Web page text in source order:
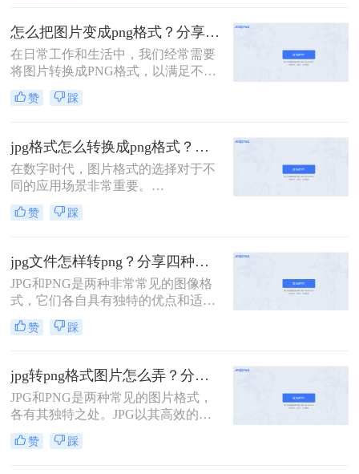
当我们需要将JPG格式的图片转换为
PNG格式时，可以采用多种方法。那
么jpg格式怎么转换png呢？本文将介
绍三种实用的jpg转png方法，帮助您
轻松完成转换。
怎么把图片变成png格式？分享三种简单转换方法！
在日常工作和生活中，我们经常需要
将图片转换成PNG格式，以满足不同
的使用需求。PNG格式以其无损压缩
和透明背景支持等特点，成为许多场
成png格式呢？本文将介绍三种将图
片转换成PNG格式的方法，帮助读者
轻松完成图片格式的转换。
赞 踩
jpg格式怎么转换成png格式？教你这4种简单又实用的方法！
在数字时代，图片格式的选择对于不
同的应用场景非常重要。
JPEG（JPG）格式因其较小的文件大
小和良好的兼容性而广泛应用于网络
是需要透明背景或无损压缩时，PNG
格式更为合适。那么jpg格式怎么转换
成png格式呢？本文将详细介绍几种
简单有效的方法，帮助您轻松将JPG
格式的图片转换为PNG格式。
赞 踩
jpg文件怎样转png？分享四种转换方式！
JPG和PNG是两种非常常见的图像格
式，它们各自具有独特的优点和适用
场景。JPG是一种有损压缩格式，适
用于存储和分享色彩丰富、细节要求
缩格式，能够保持图像的质量和透明
度。有时候，我们可能需要将JPG文
件转换为PNG格式，以保留图像的原
始质量或实现特定的设计需求。那么
jpg文件怎样转png呢？下面，我们将
介绍几种将JPG文件转换为PNG格式
赞 踩
jpg转png格式图片怎么弄？分享二个比较实用的转换方法！
JPG和PNG是两种常见的图片格式，
各有其独特之处。JPG以其高效的压
缩技术和较小的文件体积而著称，非
常适合存储和传输大量图片。然而，
赞 踩